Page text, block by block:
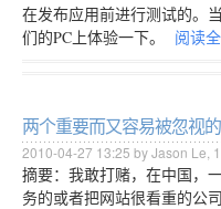
在发布应用前进行测试的。
们的PC上体验一下。
阅读
两个重要而又容易被忽视
2010-04-27 13:25 by Jason Le,
摘要：我敢打赌，在中国，
务的或者把网站很看重的公